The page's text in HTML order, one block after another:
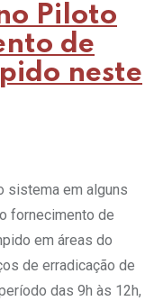
Piloto
de
neste
sistema em alguns
fornecimento de
em áreas do
de erradicação de
das 9h às 12h,